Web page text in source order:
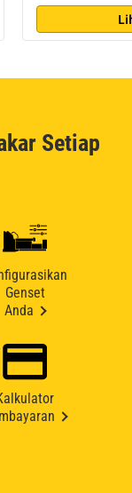
Setiap
Genset
Anda